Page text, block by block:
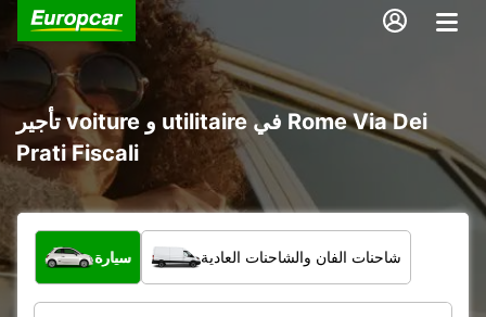
تأجير voiture و utilitaire في Rome Via Dei
Prati Fiscali
ما نوع المركبة؟
سيارة شاحنات الفان والشاحنات العادية